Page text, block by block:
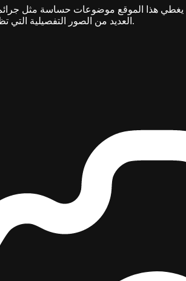
يغطي هذا الموقع موضوعات حساسة مثل
العديد من الصور التفصيلية التي تظهر المصابين أو القتلى.